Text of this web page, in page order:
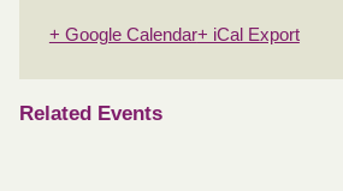
+ Google Calendar+ iCal Export
Related Events